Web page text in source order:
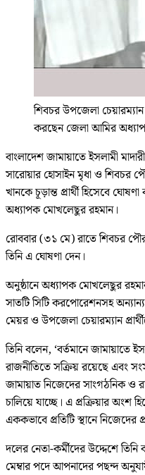
শিবচর উপজেলা চেয়ারম্যান
করছেন জেলা আমির
বাংলাদেশ জামায়াতে ইসলামী
সারোয়ার হোসাইন মৃধা ও শিবচর
খানকে চূড়ান্ত প্রার্থী হিসেবে
অধ্যাপক মোখলেছুর রহমান।
রোববার (৩১ মে) রাতে শিবচর
তিনি এ ঘোষণা দেন।
অনুষ্ঠানে অধ্যাপক মোখলেছুর
সাতটি সিটি করপোরেশনসহ
মেয়র ও উপজেলা চেয়ারম্যান
তিনি বলেন, ‘বর্তমানে
রাজনীতিতে সক্রিয় রয়েছে এবং
জামায়াত নিজেদের সাংগঠনিক ও
চালিয়ে যাচ্ছে। এ প্রক্রিয়ার অংশ
এককভাবে প্রতিটি স্থানে নিজেদের
দলের নেতা-কর্মীদের উদ্দেশে তিনি
মেম্বার পদে আপনাদের পছন্দ